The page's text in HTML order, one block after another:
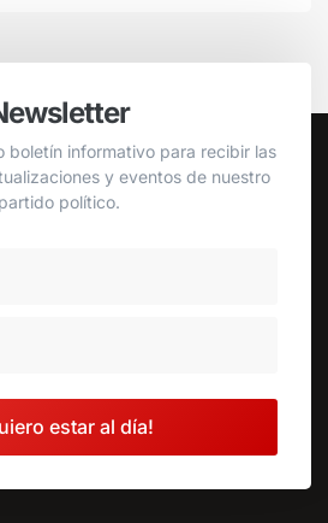
boletín informativo para recibir las
y eventos de nuestro
partido político.
estar al día!